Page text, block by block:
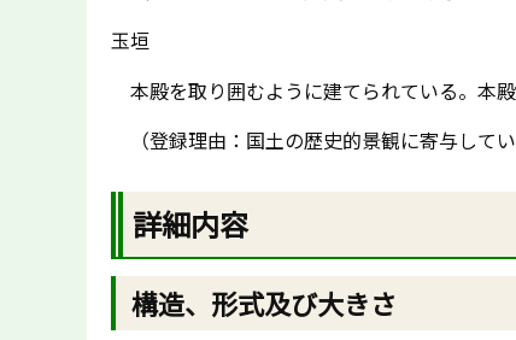
玉垣
本殿を取り囲むように建てられている。本
（登録理由：国土の歴史的景観に寄与してい
詳細内容
構造、形式及び大きさ